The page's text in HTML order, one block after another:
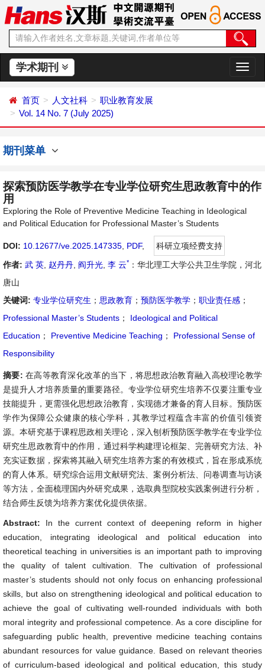
学术期刊
切
换
首页 人文社科
职业教育发展
Vol. 14 No. 7 (July 2025)
期刊菜单
探索预防医学教学在专业学位研究生思政教育中的作
用
Exploring the Role of Preventive Medicine Teaching in Ideological
and Political Education for Professional Master’s Students
DOI: 10.12677/ve.2025.147335 PDF,
科研立项经费支持
作者: 武 英 赵丹丹 阎升光 李 云* ：华北理工大学公共卫生学院，河北
唐山
关键词: 专业学位研究生 ； 思政教育 ； 预防医学教学 ； 职业责任感 ；
Professional Master’s Students ；
Ideological and Political
Education ； Preventive Medicine Teaching ；
Professional Sense of
Responsibility
摘要: 在高等教育深化改革的当下，将思想政治教育融入高校理论教学
是提升人才培养质量的重要路径。专业学位研究生培养不仅要注重专业
技能提升，更需强化思想政治教育，实现德才兼备的育人目标。预防医
学作为保障公众健康的核心学科，其教学过程蕴含丰富的价值引领资
源。本研究基于课程思政相关理论，深入刨析预防医学教学在专业学位
研究生思政教育中的作用，通过科学构建理论框架、完善研究方法、补
充实证数据，探索将其融入研究生培养方案的有效模式，旨在形成系统
的育人体系。研究综合运用文献研究法、案例分析法、问卷调查与访谈
等方法，全面梳理国内外研究成果，选取典型院校实践案例进行分析，
结合师生反馈为培养方案优化提供依据。
Abstract: In the current context of deepening reform in higher
education, integrating ideological and political education into
theoretical teaching in universities is an important path to improving
the quality of talent cultivation. The cultivation of professional
master’s students should not only focus on enhancing professional
skills, but also on strengthening ideological and political education to
achieve the goal of cultivating well-rounded individuals with both
moral integrity and professional competence. As a core discipline for
safeguarding public health, preventive medicine teaching contains
abundant resources for value guidance. Based on relevant theories
of curriculum-based ideological and political education, this study